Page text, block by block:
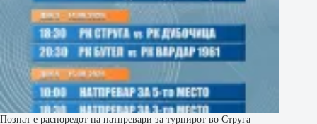
Познат е распоредот на натпревари за турнирот во Струга